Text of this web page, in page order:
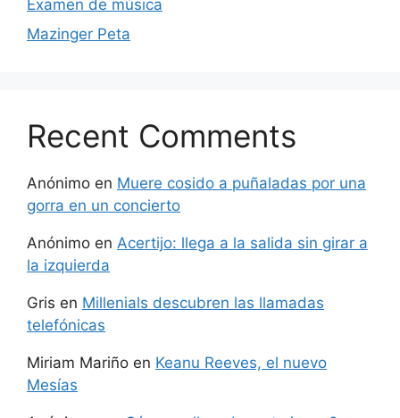
Examen de música
Mazinger Peta
Recent Comments
Anónimo en Muere cosido a puñaladas por una
gorra en un concierto
Anónimo en Acertijo: llega a la salida sin girar a
la izquierda
Gris en Millenials descubren las llamadas
telefónicas
Miriam Mariño en Keanu Reeves, el nuevo
Mesías